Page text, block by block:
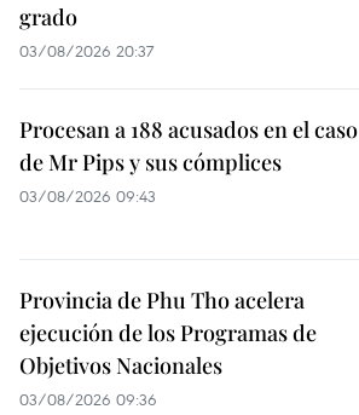
grado
03/08/2026 20:37
Procesan a 188 acusados en el caso
de Mr Pips y sus cómplices
03/08/2026 09:43
Provincia de Phu Tho acelera
ejecución de los Programas de
Objetivos Nacionales
03/08/2026 09:36